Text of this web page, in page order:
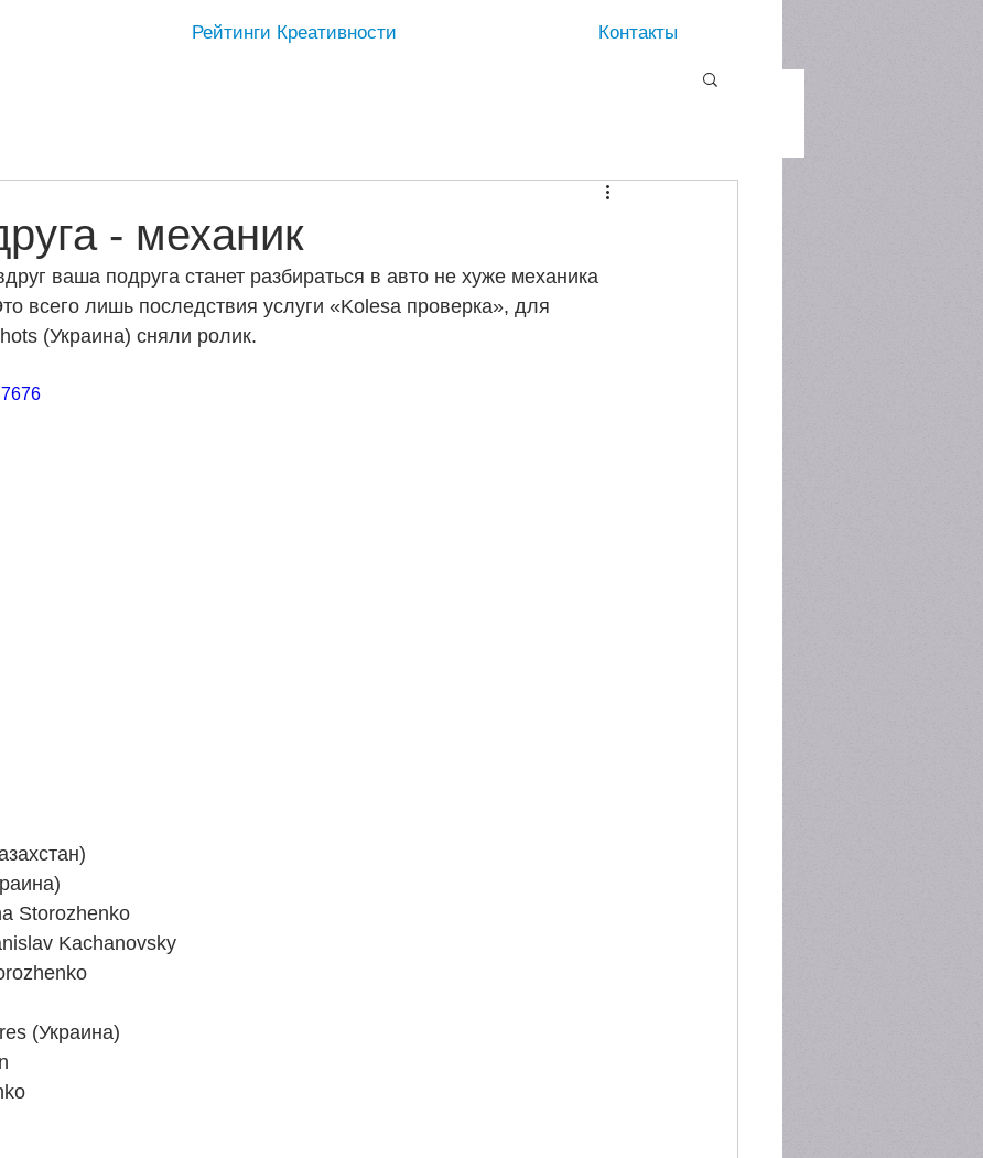
Рейтинги Креативности Контакты
- механик
ваша подруга станет разбираться в авто не хуже механика
всего лишь последствия услуги «Kolesa проверка», для
(Украина) сняли ролик.
Storozhenko
Kachanovsky
(Украина)